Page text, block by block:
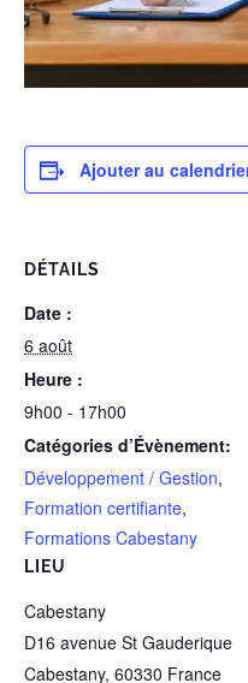
Ajouter au
DÉTAILS
Date :
6 août
Heure :
9h00 - 17h00
Catégories d’Évènement:
Développement / Gestion,
Formation certifiante,
Formations Cabestany
LIEU
Cabestany
D16 avenue St Gauderique
Cabestany, 60330 France